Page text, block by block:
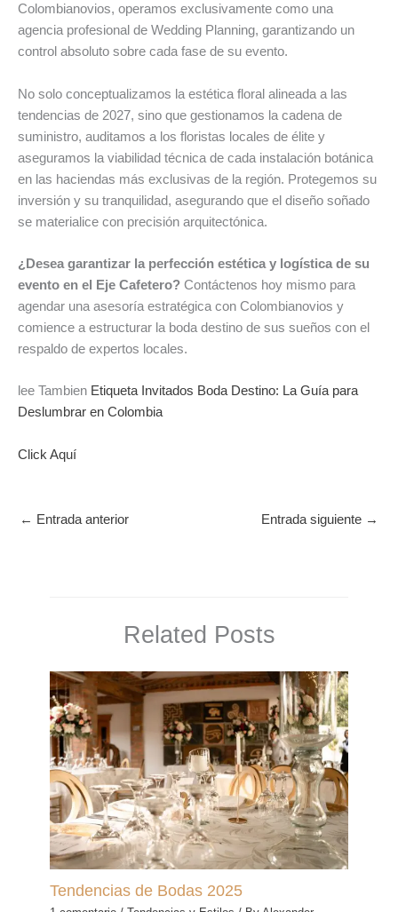
Colombianovios, operamos exclusivamente como una
agencia profesional de Wedding Planning, garantizando un
control absoluto sobre cada fase de su evento.
No solo conceptualizamos la estética floral alineada a las
tendencias de 2027, sino que gestionamos la cadena de
suministro, auditamos a los floristas locales de élite y
aseguramos la viabilidad técnica de cada instalación botánica
en las haciendas más exclusivas de la región. Protegemos su
inversión y su tranquilidad, asegurando que el diseño soñado
se materialice con precisión arquitectónica.
¿Desea garantizar la perfección estética y logística de su
evento en el Eje Cafetero? Contáctenos hoy mismo para
agendar una asesoría estratégica con Colombianovios y
comience a estructurar la boda destino de sus sueños con el
respaldo de expertos locales.
lee Tambien Etiqueta Invitados Boda Destino: La Guía para
Deslumbrar en Colombia
Click Aquí
← Entrada anterior Entrada siguiente →
Related Posts
Tendencias de Bodas 2025